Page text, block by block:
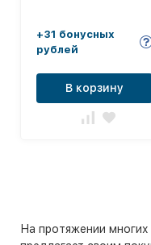
+31 бонусных
рублей
В корзину
На протяжении